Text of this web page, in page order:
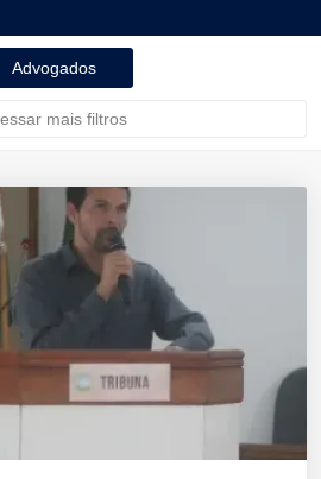
Advogados
mais filtros